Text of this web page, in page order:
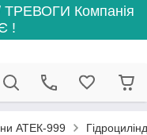
Компанія
!
АТЕК-999